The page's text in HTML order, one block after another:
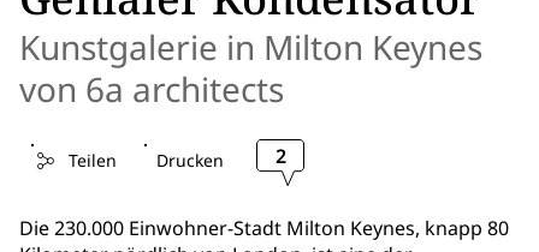
Kunstgalerie in Milton Keynes
von 6a architects
Teilen Drucken 2
Die 230.000 Einwohner-Stadt Milton Keynes, knapp 80